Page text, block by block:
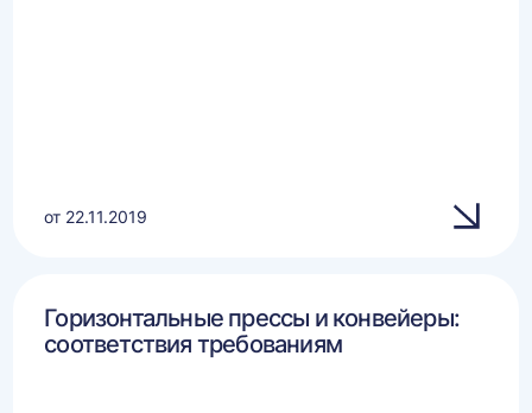
от 22.11.2019
Горизонтальные прессы и конвейеры:
соответствия требованиям